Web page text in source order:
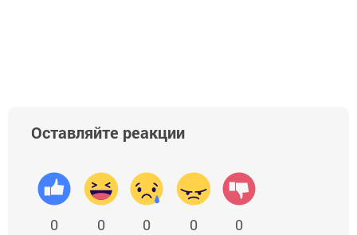
Оставляйте реакции
0 0 0 0 0